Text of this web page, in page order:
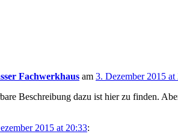
Fachwerkhaus am 3. Dezember 2015 at
Beschreibung dazu ist hier zu finden.
2015 at 20:33: